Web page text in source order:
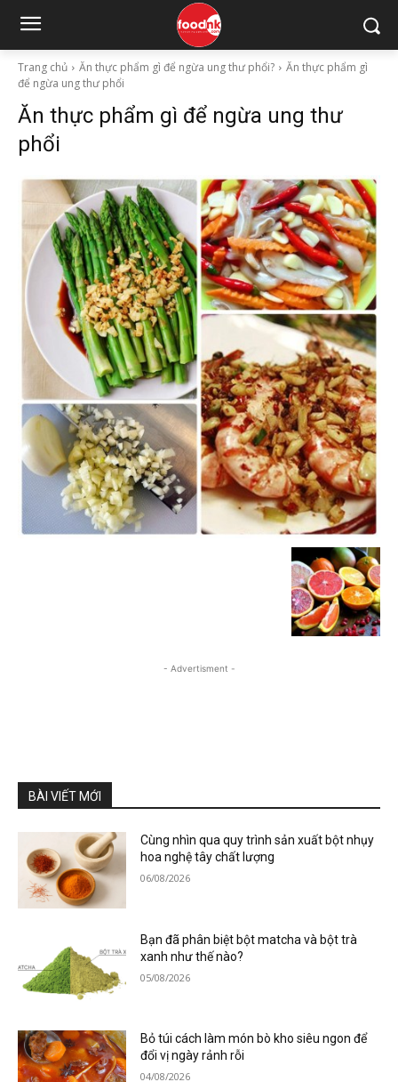
Trang chủ Ăn thực phẩm gì để ngừa ung thư phổi?
Ăn thực phẩm gì
để ngừa ung thư phổi
Ăn thực phẩm gì để ngừa ung thư
phổi
- Advertisment -
BÀI VIẾT MỚI
Cùng nhìn qua quy trình sản xuất bột nhụy
hoa nghệ tây chất lượng
06/08/2026
Bạn đã phân biệt bột matcha và bột trà
xanh như thế nào?
05/08/2026
Bỏ túi cách làm món bò kho siêu ngon để
đổi vị ngày rảnh rỗi
04/08/2026